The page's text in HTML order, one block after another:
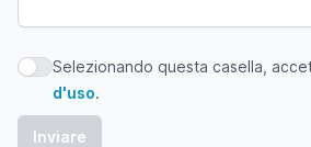
Selezionando questa casella,
Selezionando questa casella,
d'uso.